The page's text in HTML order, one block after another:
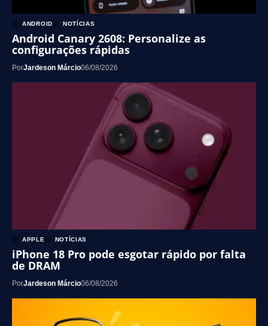
ANDROID NOTÍCIAS
Android Canary 2608: Personalize as
configurações rápidas
PorJardeson Márcio06/08/2026
APPLE NOTÍCIAS
iPhone 18 Pro pode esgotar rápido por falta
de DRAM
PorJardeson Márcio06/08/2026